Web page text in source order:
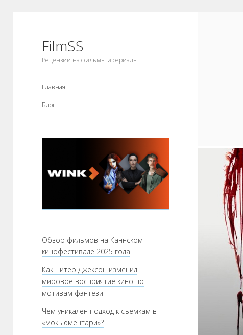
FilmSS
Рецензии на фильмы и сериалы
Главная
Блог
панель
Обзор фильмов на Каннском
кинофестивале 2025 года
Как Питер Джексон изменил
мировое восприятие кино по
мотивам фэнтези
Чем уникален подход к съемкам в
«мокьюментари»?